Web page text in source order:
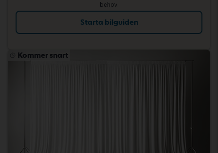
behov.
Starta bilguiden
Kommer snart